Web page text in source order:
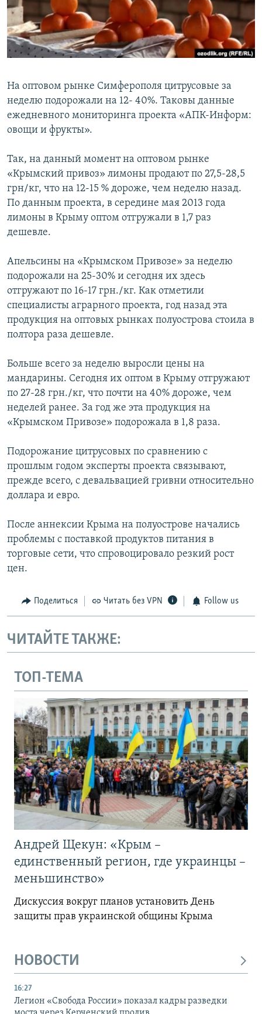
ПОБЕДИТЕЛЕЙ НЕ СУДЯТ?
КРЫМ.НЕПОКОРЕННЫЙ
ELIFBE
ПРИСОЕДИНЯЙТЕСЬ!
Все сайты RFE/RL
На оптовом рынке Симферополя цитрусовые за
неделю подорожали на 12- 40%. Таковы данные
ежедневного мониторинга проекта «АПК-Информ:
овощи и фрукты».
Так, на данный момент на оптовом рынке
«Крымский привоз» лимоны продают по 27,5-28,5
грн/кг, что на 12-15 % дороже, чем неделю назад.
По данным проекта, в середине мая 2013 года
лимоны в Крыму оптом отгружали в 1,7 раз
дешевле.
Апельсины на «Крымском Привозе» за неделю
подорожали на 25-30% и сегодня их здесь
отгружают по 16-17 грн./кг. Как отметили
специалисты аграрного проекта, год назад эта
продукция на оптовых рынках полуострова стоила в
полтора раза дешевле.
Больше всего за неделю выросли цены на
мандарины. Сегодня их оптом в Крыму отгружают
по 27-28 грн./кг, что почти на 40% дороже, чем
неделей ранее. За год же эта продукция на
«Крымском Привозе» подорожала в 1,8 раза.
Подорожание цитрусовых по сравнению с
прошлым годом эксперты проекта связывают,
прежде всего, с девальвацией гривни относительно
доллара и евро.
После аннексии Крыма на полуострове начались
проблемы с поставкой продуктов питания в
торговые сети, что спровоцировало резкий рост
цен.
Поделиться Читать без VPN Follow us
ЧИТАЙТЕ ТАКЖЕ:
ТОП-ТЕМА
Андрей Щекун: «Крым –
единственный регион, где украинцы –
меньшинство»
Дискуссия вокруг планов установить День
защиты прав украинской общины Крыма
НОВОСТИ
16:27
Легион «Свобода России» показал кадры разведки